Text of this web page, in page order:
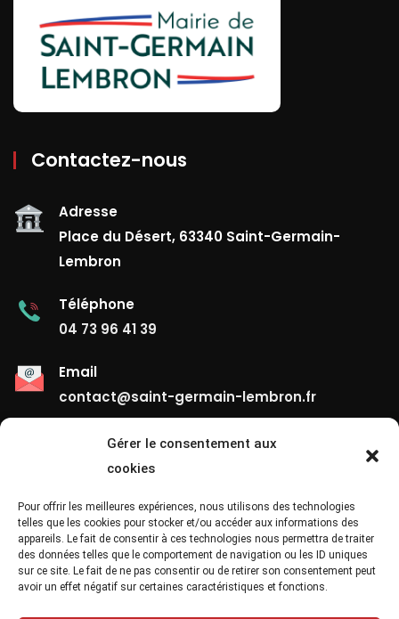
Gérer le consentement aux
cookies
Pour offrir les meilleures expériences, nous utilisons des technologies
telles que les cookies pour stocker et/ou accéder aux informations des
appareils. Le fait de consentir à ces technologies nous permettra de traiter
des données telles que le comportement de navigation ou les ID uniques
sur ce site. Le fait de ne pas consentir ou de retirer son consentement peut
avoir un effet négatif sur certaines caractéristiques et fonctions.
Contactez-nous
Adresse
Place du Désert, 63340 Saint-Germain-
Lembron
Téléphone
04 73 96 41 39
Email
contact@saint-germain-lembron.fr
Liens Utiles
Contact
Mentions Légales
Confidentialité